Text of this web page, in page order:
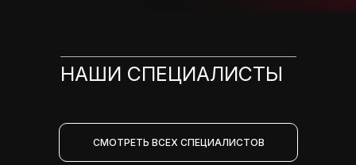
НАШИ СПЕЦИАЛИСТЫ
СМОТРЕТЬ ВСЕХ СПЕЦИАЛИСТОВ